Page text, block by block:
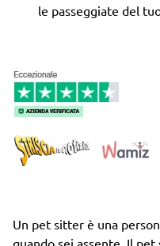
le passeggiate del
Un pet sitter è una
quando sei assente. Il